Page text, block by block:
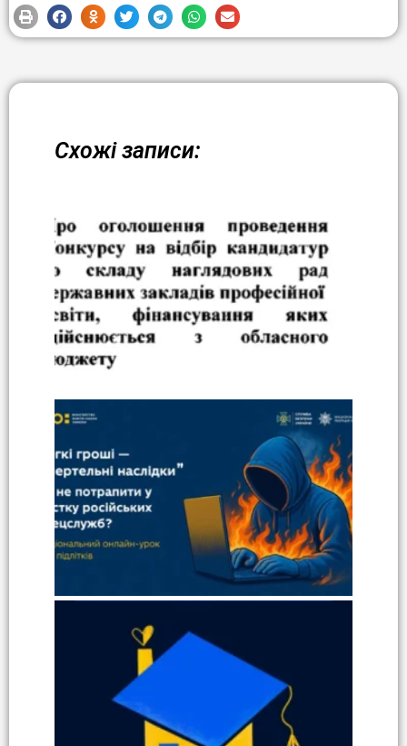
Схожі записи: